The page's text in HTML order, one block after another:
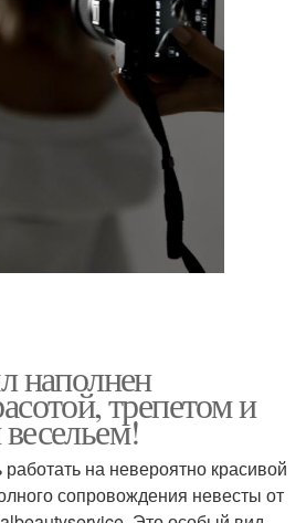
наполнен
трепетом и
на невероятно красивой
сопровождения невесты от